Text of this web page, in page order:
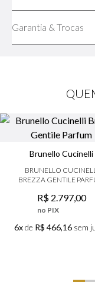
Garantia & Trocas
Brunello Cucinelli
BRUNELLO
BREZZA GENTILE
R$ 2.797,00
no PIX
6xde R$ 466,16sem